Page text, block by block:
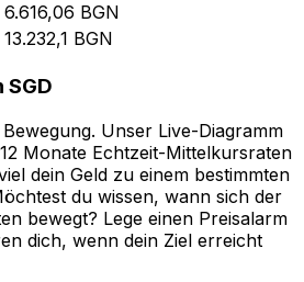
6.616,06 BGN
13.232,1 BGN
SGD
Unser Live-Diagramm
Monate Echtzeit-Mittelkursraten
dein Geld zu einem bestimmten
du wissen, wann sich der
bewegt? Lege einen Preisalarm
dich, wenn dein Ziel erreicht